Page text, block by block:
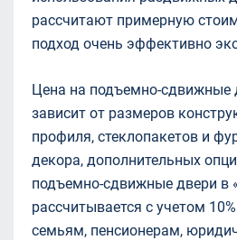
рассчитают примерную
подход очень эффективно
Цена на подъемно-сдвижные
зависит от размеров
профиля, стеклопакетов и
декора, дополнительных
подъемно-сдвижные двери в
рассчитывается с учетом
семьям, пенсионерам,